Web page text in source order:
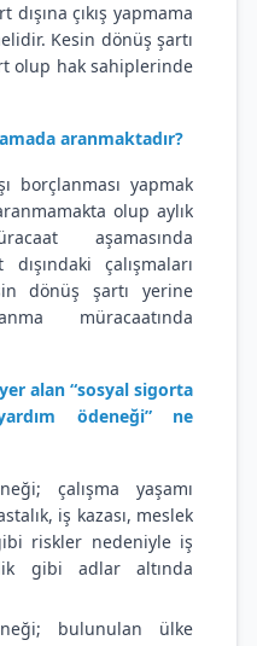
çıkış yapmama
Kesin dönüş şartı
olup hak sahiplerinde
aranmaktadır?
borçlanması yapmak
olup aylık
aşamasında
çalışmaları
dönüş şartı yerine
müracaatında
alan “sosyal sigorta
ödeneği” ne
çalışma yaşamı
iş kazası, meslek
riskler nedeniyle iş
gibi adlar altında
bulunulan ülke